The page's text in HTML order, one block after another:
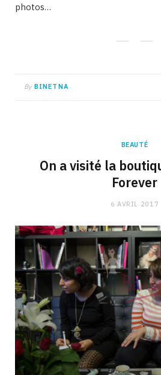
photos…
By BINETNA
BEAUTÉ
On a visité la
Forever
6 AVRIL 2017